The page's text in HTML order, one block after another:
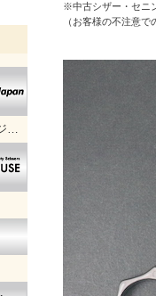
※中古シザー・セニ
（お客様の不注意
ドッグシザーズジャパン